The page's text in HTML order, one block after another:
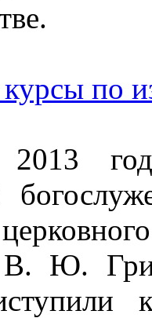
по
2013
В. Ю.